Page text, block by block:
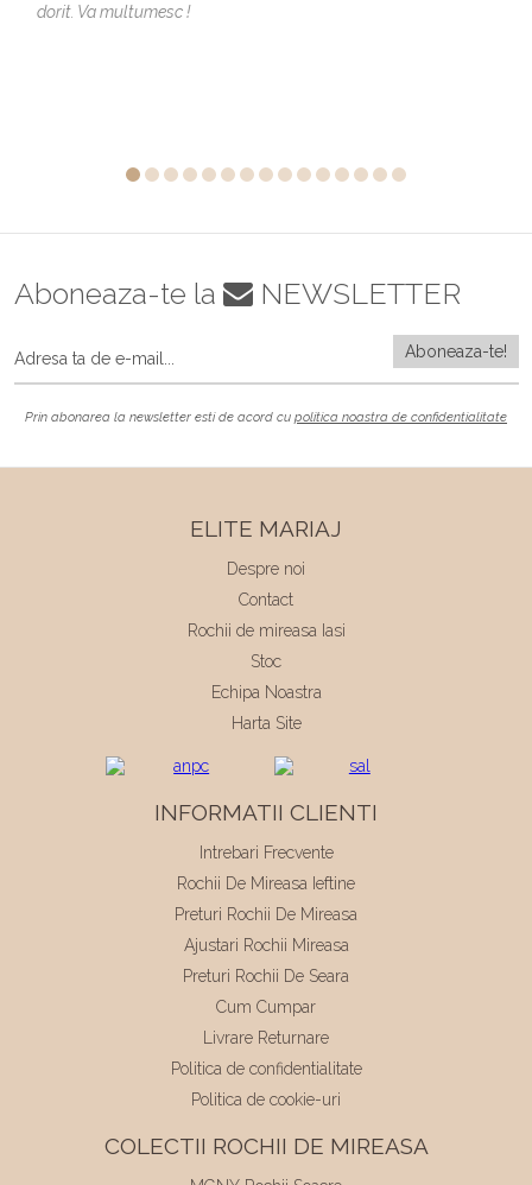
dorit. Va multumesc !
Aboneaza-te la NEWSLETTER
Prin abonarea la newsletter esti de acord cu politica noastra de confidentialitate
ELITE MARIAJ
Despre noi
Contact
Rochii de mireasa Iasi
Stoc
Echipa Noastra
Harta Site
INFORMATII CLIENTI
Intrebari Frecvente
Rochii De Mireasa Ieftine
Preturi Rochii De Mireasa
Ajustari Rochii Mireasa
Preturi Rochii De Seara
Cum Cumpar
Livrare Returnare
Politica de confidentialitate
Politica de cookie-uri
COLECTII ROCHII DE MIREASA